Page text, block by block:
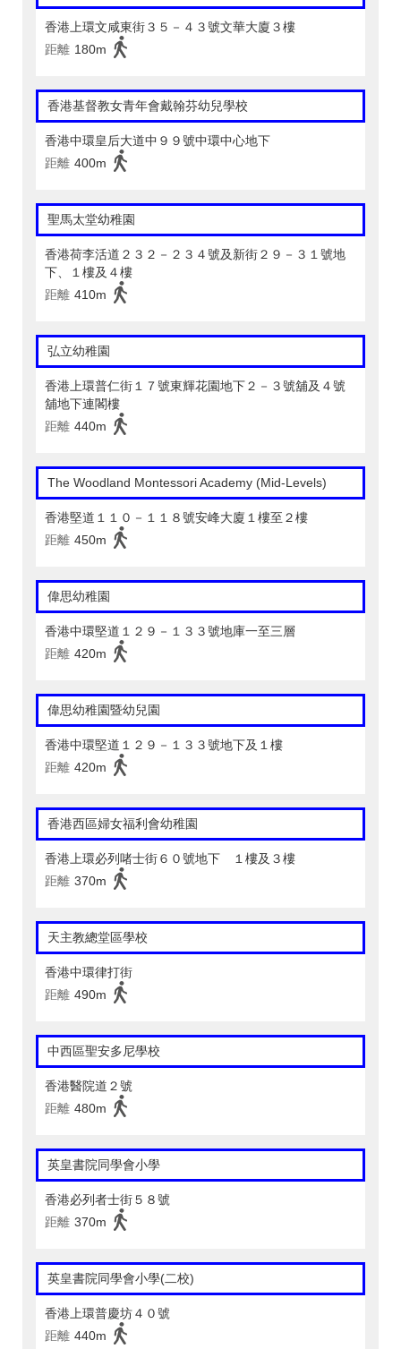
香港上環文咸東街３５－４３號文華大廈３樓
距離 180m
香港基督教女青年會戴翰芬幼兒學校
香港中環皇后大道中９９號中環中心地下
距離 400m
聖馬太堂幼稚園
香港荷李活道２３２－２３４號及新街２９－３１號地
下、１樓及４樓
距離 410m
弘立幼稚園
香港上環普仁街１７號東輝花園地下２－３號舖及４號
舖地下連閣樓
距離 440m
The Woodland Montessori Academy (Mid-Levels)
香港堅道１１０－１１８號安峰大廈１樓至２樓
距離 450m
偉思幼稚園
香港中環堅道１２９－１３３號地庫一至三層
距離 420m
偉思幼稚園暨幼兒園
香港中環堅道１２９－１３３號地下及１樓
距離 420m
香港西區婦女福利會幼稚園
香港上環必列啫士街６０號地下 １樓及３樓
距離 370m
天主教總堂區學校
香港中環律打街
距離 490m
中西區聖安多尼學校
香港醫院道２號
距離 480m
英皇書院同學會小學
香港必列者士街５８號
距離 370m
英皇書院同學會小學(二校)
香港上環普慶坊４０號
距離 440m